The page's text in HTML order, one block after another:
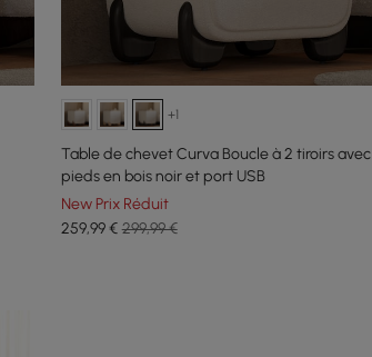
+1
Table de chevet Curva Boucle à 2 tiroirs avec
pieds en bois noir et port USB
New Prix Réduit
259,99€ 299,99 €